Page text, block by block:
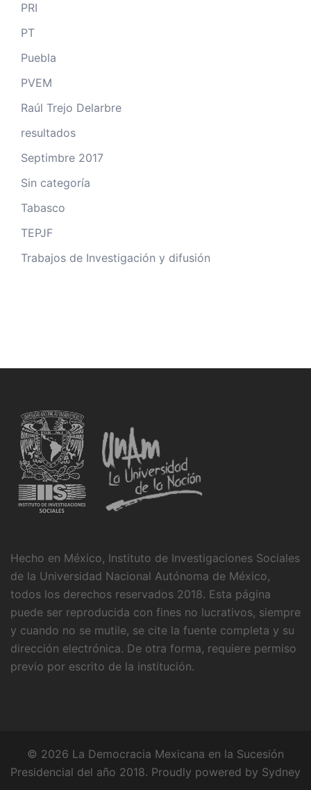
PRI
PT
Puebla
PVEM
Raúl Trejo Delarbre
resultados
Septimbre 2017
Sin categoría
Tabasco
TEPJF
Trabajos de Investigación y difusión
Hecho en México, Instituto de Investigaciones Sociales
de la Universidad Nacional Autónoma de México,
todos los derechos reservados 2018. Esta página
puede ser reproducida con fines no lucrativos, siempre
y cuando no se mutile, se cite la fuente completa y su
dirección electrónica. De otra forma, requiere permiso
previo por escrito de la institución.
© 2026 La Democracia Mexicana en la Sucesión
Presidencial del año 2018. Proudly powered by Sydney